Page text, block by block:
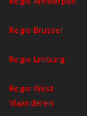
Regio Brussel
Regio Limburg
Regio West-
Vlaanderen